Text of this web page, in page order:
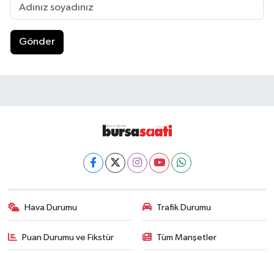
Gönder
Hava Durumu Trafik Durumu
Puan Durumu ve Fikstür Tüm Manşetler